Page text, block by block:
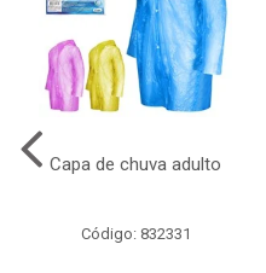
Capa de chuva adulto
Código: 832331